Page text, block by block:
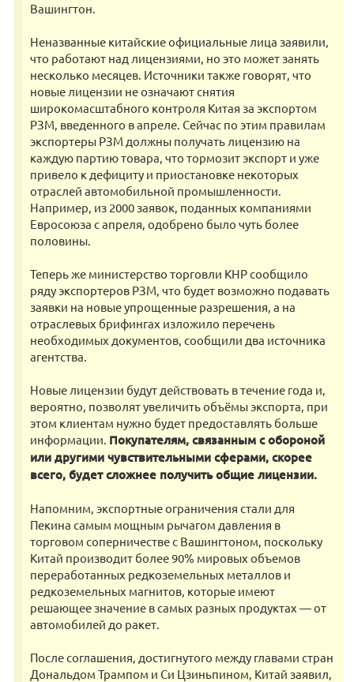
Вашингтон.
Неназванные китайские официальные лица заявили,
что работают над лицензиями, но это может занять
несколько месяцев. Источники также говорят, что
новые лицензии не означают снятия
широкомасштабного контроля Китая за экспортом
РЗМ, введенного в апреле. Сейчас по этим правилам
экспортеры РЗМ должны получать лицензию на
каждую партию товара, что тормозит экспорт и уже
привело к дефициту и приостановке некоторых
отраслей автомобильной промышленности.
Например, из 2000 заявок, поданных компаниями
Евросоюза с апреля, одобрено было чуть более
половины.
Теперь же министерство торговли КНР сообщило
ряду экспортеров РЗМ, что будет возможно подавать
заявки на новые упрощенные разрешения, а на
отраслевых брифингах изложило перечень
необходимых документов, сообщили два источника
агентства.
Новые лицензии будут действовать в течение года и,
вероятно, позволят увеличить объёмы экспорта, при
этом клиентам нужно будет предоставлять больше
информации. Покупателям, связанным с обороной
или другими чувствительными сферами, скорее
всего, будет сложнее получить общие лицензии.
Напомним, экспортные ограничения стали для
Пекина самым мощным рычагом давления в
торговом соперничестве с Вашингтоном, поскольку
Китай производит более 90% мировых объемов
переработанных редкоземельных металлов и
редкоземельных магнитов, которые имеют
решающее значение в самых разных продуктах — от
автомобилей до ракет.
После соглашения, достигнутого между главами стран
Дональдом Трампом и Си Цзиньпином, Китай заявил,